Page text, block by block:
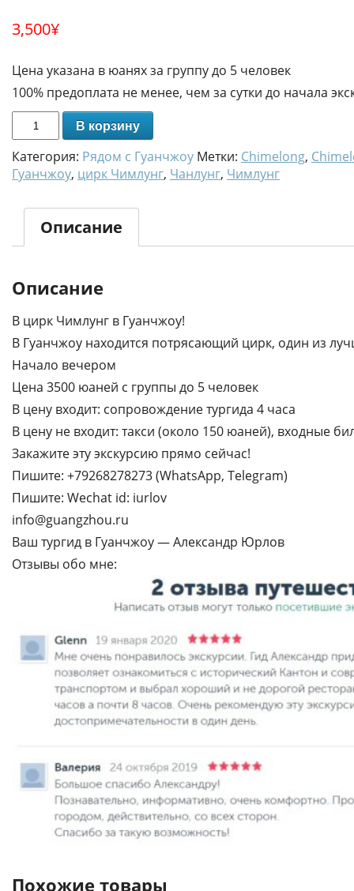
3,500¥
Цена указана в юанях за группу до 5 человек
100% предоплата не менее, чем за сутки до начала
В корзину
Категория: Рядом с Гуанчжоу Метки: Chimelong,
Гуанчжоу, цирк Чимлунг, Чанлунг, Чимлунг
Описание
Описание
В цирк Чимлунг в Гуанчжоу!
В Гуанчжоу находится потрясающий цирк, один из
Начало вечером
Цена 3500 юаней с группы до 5 человек
В цену входит: сопровождение тургида 4 часа
В цену не входит: такси (около 150 юаней), входные
Закажите эту экскурсию прямо сейчас!
Пишите: +79268278273 (WhatsApp, Telegram)
Пишите: Wechat id: iurlov
info@guangzhou.ru
Ваш тургид в Гуанчжоу — Александр Юрлов
Отзывы обо мне:
Похожие товары